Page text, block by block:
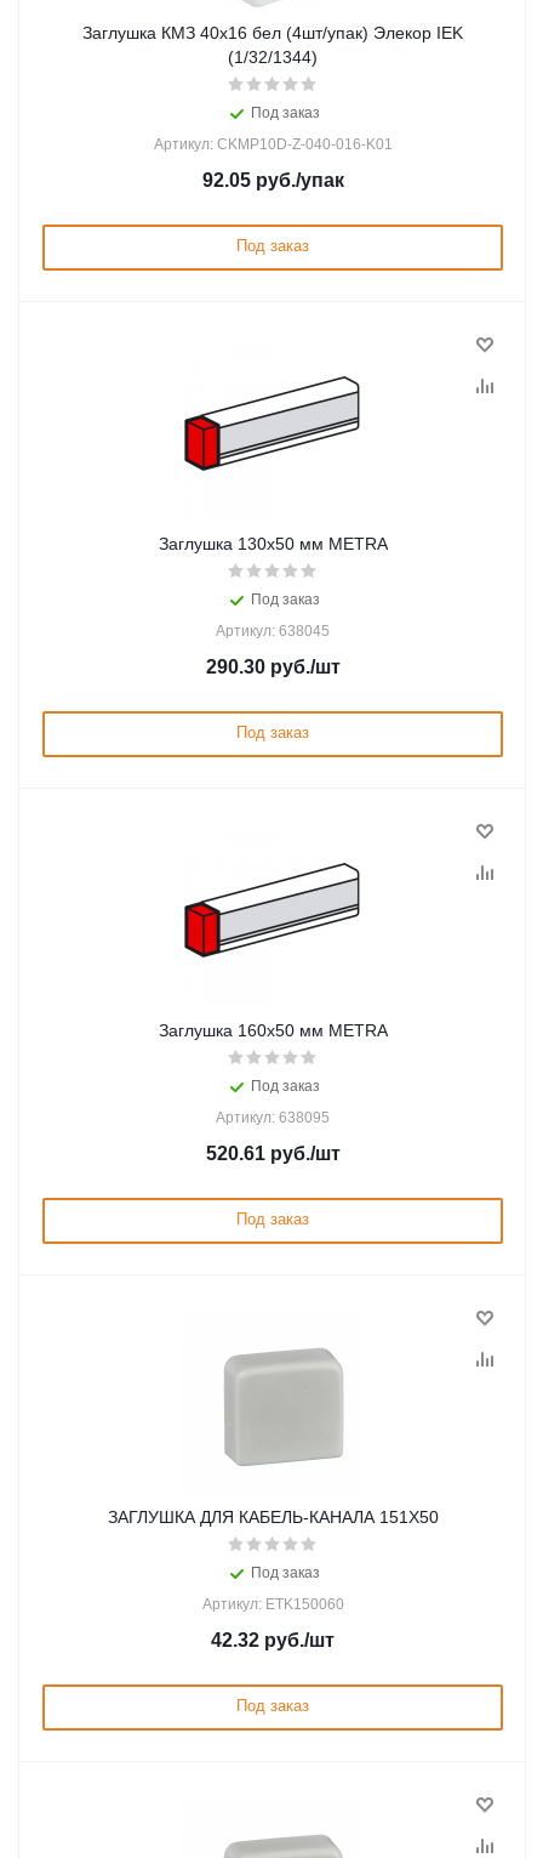
Заглушка КМЗ 40х16 бел (4шт/упак) Элекор IEK
(1/32/1344)
Под заказ
Артикул: CKMP10D-Z-040-016-K01
92.05руб./упак
Под заказ
Заглушка 130x50 мм METRA
Под заказ
Артикул: 638045
290.30руб./шт
Под заказ
Заглушка 160x50 мм METRA
Под заказ
Артикул: 638095
520.61руб./шт
Под заказ
ЗАГЛУШКА ДЛЯ КАБЕЛЬ-КАНАЛА 151Х50
Под заказ
Артикул: ETK150060
42.32 руб./шт
Под заказ